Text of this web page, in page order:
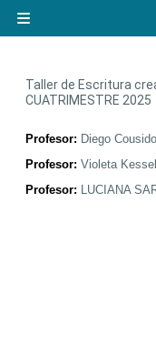
Taller de Escritura
CUATRIMESTRE 2025
Profesor: Diego Cousido
Profesor: Violeta
Profesor: LUCIANA